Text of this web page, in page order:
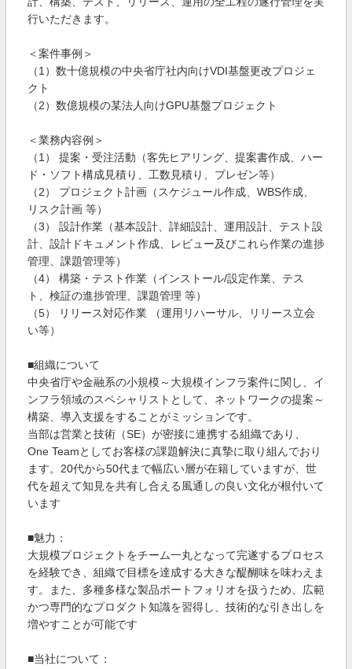
行いただきます。
＜案件事例＞
（1）数十億規模の中央省庁社内向けVDI基盤更改プロジェ
クト
（2）数億規模の某法人向けGPU基盤プロジェクト
＜業務内容例＞
（1） 提案・受注活動（客先ヒアリング、提案書作成、ハー
ド・ソフト構成見積り、工数見積り、プレゼン等）
（2） プロジェクト計画（スケジュール作成、WBS作成、
リスク計画 等）
（3） 設計作業（基本設計、詳細設計、運用設計、テスト設
計、設計ドキュメント作成、レビュー及びこれら作業の進捗
管理、課題管理等）
（4） 構築・テスト作業（インストール/設定作業、テス
ト、検証の進捗管理、課題管理 等）
（5） リリース対応作業 （運用リハーサル、リリース立会
い等）
■組織について
中央省庁や金融系の小規模～大規模インフラ案件に関し、イ
ンフラ領域のスペシャリストとして、ネットワークの提案～
構築、導入支援をすることがミッションです。
当部は営業と技術（SE）が密接に連携する組織であり、
One Teamとしてお客様の課題解決に真摯に取り組んでおり
ます。20代から50代まで幅広い層が在籍していますが、世
代を超えて知見を共有し合える風通しの良い文化が根付いて
います
■魅力：
大規模プロジェクトをチーム一丸となって完遂するプロセス
を経験でき、組織で目標を達成する大きな醍醐味を味わえま
す。また、多種多様な製品ポートフォリオを扱うため、広範
かつ専門的なプロダクト知識を習得し、技術的な引き出しを
増やすことが可能です
■当社について：